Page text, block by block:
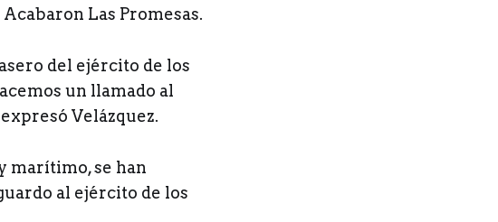
Las Promesas.
del ejército de los
un llamado al
Velázquez.
marítimo, se han
al ejército de los